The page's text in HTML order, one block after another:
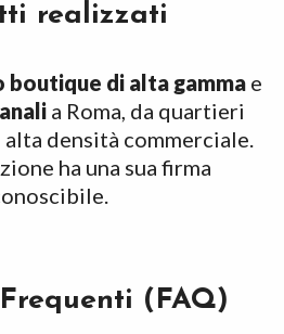
realizzati
boutique di alta gammae
a Roma, da quartieri
densità commerciale.
ha una sua firma
(FAQ)